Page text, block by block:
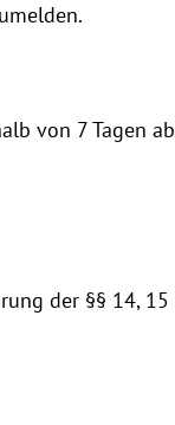
von 7 Tagen
der §§ 14,